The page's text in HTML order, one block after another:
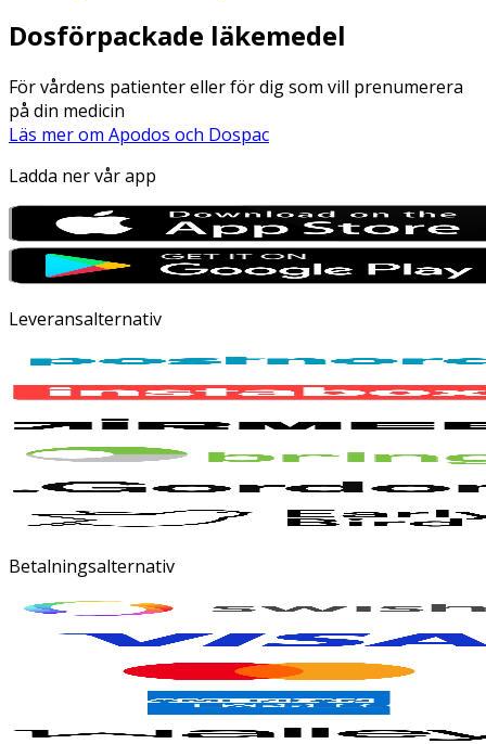
Dosförpackade läkemedel
För vårdens patienter eller för dig som vill prenumerera
på din medicin
Läs mer om Apodos och Dospac
Ladda ner vår app
Leveransalternativ
Betalningsalternativ